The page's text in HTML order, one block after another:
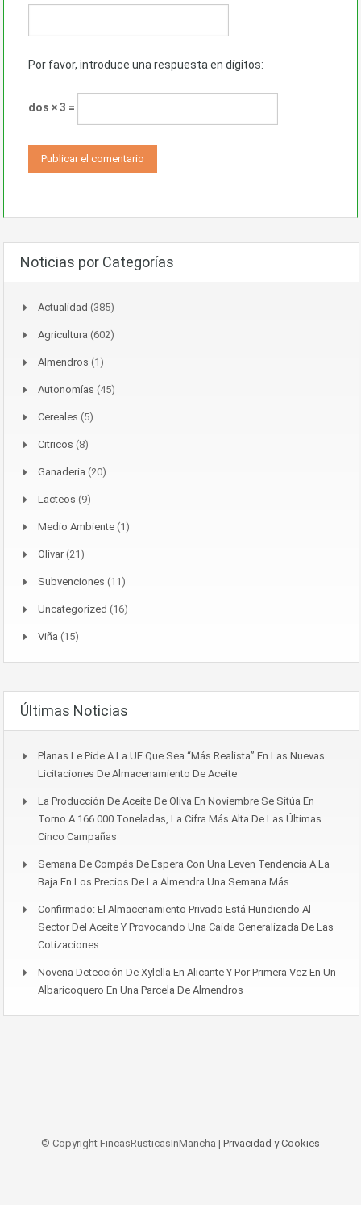
Por favor, introduce una respuesta en dígitos:
dos × 3 =
Noticias por Categorías
Actualidad (385)
Agricultura (602)
Almendros (1)
Autonomías (45)
Cereales (5)
Citricos (8)
Ganaderia (20)
Lacteos (9)
Medio Ambiente (1)
Olivar(21)
Subvenciones (11)
Uncategorized (16)
Viña (15)
Últimas Noticias
Planas Le Pide A La UE Que Sea “más Realista” En Las Nuevas
Licitaciones De Almacenamiento De Aceite
La Producción De Aceite De Oliva En Noviembre Se Sitúa En
Torno A 166.000 Toneladas, La Cifra Más Alta De Las Últimas
Cinco Campañas
Semana De Compás De Espera Con Una Leven Tendencia A La
Baja En Los Precios De La Almendra Una Semana Más
Confirmado: El Almacenamiento Privado Está Hundiendo Al
Sector Del Aceite Y Provocando Una Caída Generalizada De Las
Cotizaciones
Novena Detección De Xylella En Alicante Y Por Primera Vez En Un
Albaricoquero En Una Parcela De Almendros
© Copyright FincasRusticasInMancha | Privacidad y Cookies